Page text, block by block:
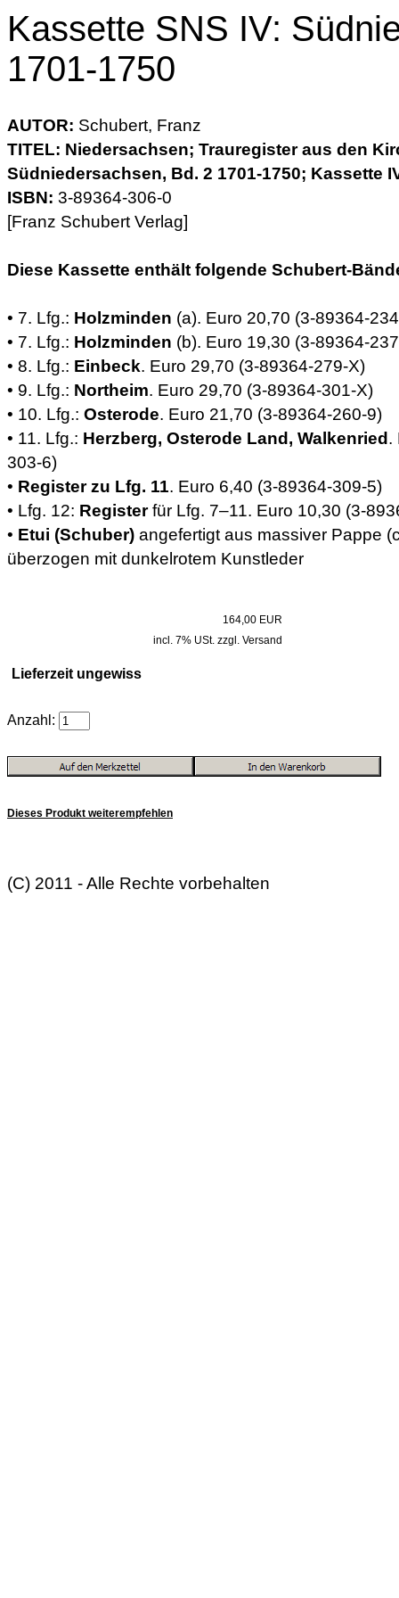
Kassette SNS IV:
1701-1750
AUTOR: Schubert, Franz
TITEL: Niedersachsen; Trauregister aus den
Südniedersachsen, Bd. 2 1701-1750; Kassette
ISBN: 3-89364-306-0
[Franz Schubert Verlag]
Diese Kassette enthält folgende Schubert-
• 7. Lfg.: Holzminden (a). Euro 20,70 (3-89364-
• 7. Lfg.: Holzminden (b). Euro 19,30 (3-89364-
• 8. Lfg.: Einbeck. Euro 29,70 (3-89364-279-X)
• 9. Lfg.: Northeim. Euro 29,70 (3-89364-301-X)
• 10. Lfg.: Osterode. Euro 21,70 (3-89364-260-9)
• 11. Lfg.: Herzberg, Osterode Land, Walkenried.
303-6)
• Register zu Lfg. 11. Euro 6,40 (3-89364-309-5)
• Lfg. 12: Registerfür Lfg. 7–11. Euro 10,30 (3-
• Etui (Schuber) angefertigt aus massiver Pappe
überzogen mit dunkelrotem Kunstleder
164,00 EUR
incl. 7% USt. zzgl. Versand
Lieferzeit ungewiss
Anzahl:
Dieses Produkt weiterempfehlen
(C) 2011 - Alle Rechte vorbehalten